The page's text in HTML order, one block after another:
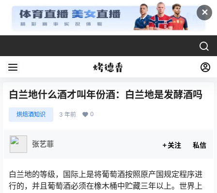
✕
白兰地什么酒才叫年份酒：白兰地是发酵酒吗
烘焙酒知识 3 年前 0
张艺菲 关注 私信
白兰地的等级，国际上是将葡萄酒按照原产国规定程序进
行的，并且葡萄酒必须在橡木桶中贮藏三年以上。世界上